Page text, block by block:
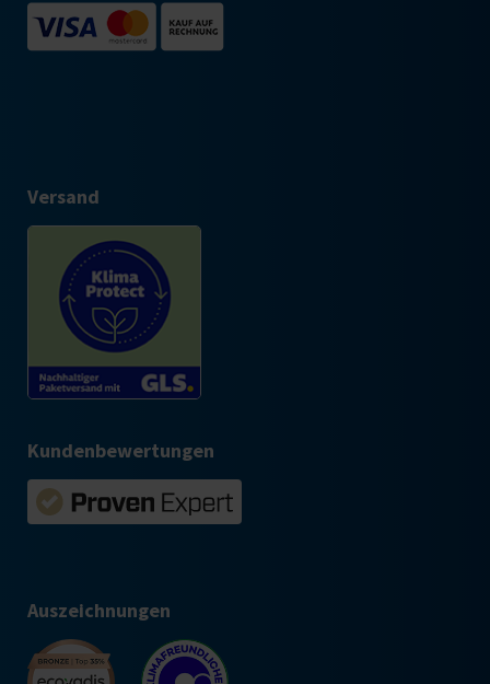
Versand
Kundenbewertungen
Auszeichnungen